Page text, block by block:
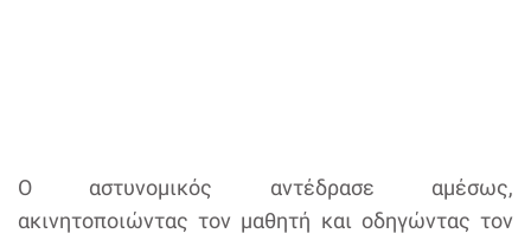
Ο αστυνομικός αντέδρασε αμέσως,
ακινητοποιώντας τον μαθητή και οδηγώντας τον